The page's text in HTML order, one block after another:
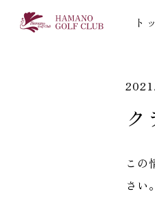
ト
この
さい。